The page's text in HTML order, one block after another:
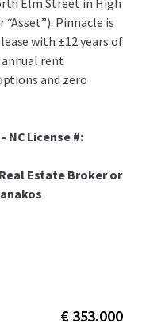
Elm Street in High
Pinnacle is
with ±12 years of
rent
and zero
License #:
Estate Broker or
€ 353.000